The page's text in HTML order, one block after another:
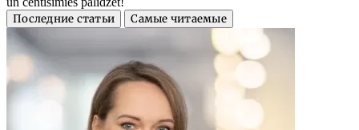
Последние статьи
Самые читаемые